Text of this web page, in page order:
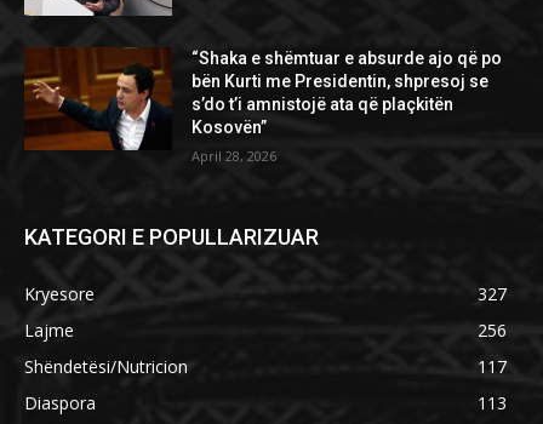
“Shaka e shëmtuar e absurde ajo që po
bën Kurti me Presidentin, shpresoj se
s’do t’i amnistojë ata që plaçkitën
Kosovën”
April 28, 2026
KATEGORI E POPULLARIZUAR
Kryesore
327
Lajme
256
Shëndetësi/Nutricion
117
Diaspora
113